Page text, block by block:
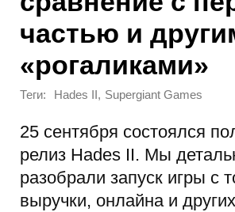
частью и
«рогаликами»
Теги: Hades II , Supergiant Games
25 сентября состоялся
релиз Hades II. Мы
разобрали запуск игры с
выручки, онлайна и